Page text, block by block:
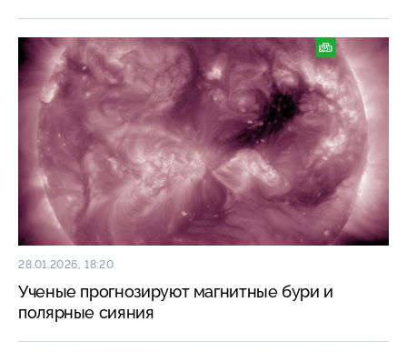
28.01.2026, 18:20
Ученые прогнозируют магнитные бури и
полярные сияния